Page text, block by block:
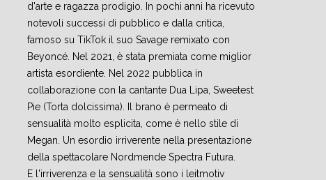
d'arte e ragazza prodigio. In pochi anni ha ricevuto
notevoli successi di pubblico e dalla critica,
famoso su TikTok il suo Savage remixato con
Beyoncé. Nel 2021, è stata premiata come miglior
artista esordiente. Nel 2022 pubblica in
collaborazione con la cantante Dua Lipa, Sweetest
Pie (Torta dolcissima). Il brano è permeato di
sensualità molto esplicita, come è nello stile di
Megan. Un esordio irriverente nella presentazione
della spettacolare Nordmende Spectra Futura.
E l'irriverenza e la sensualità sono i leitmotiv